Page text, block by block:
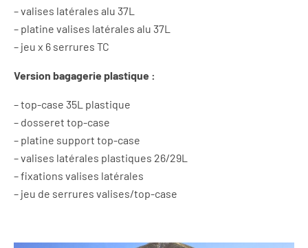
– valises latérales alu 37L
– platine valises latérales alu 37L
– jeu x 6 serrures TC
Version bagagerie plastique :
– top-case 35L plastique
– dosseret top-case
– platine support top-case
– valises latérales plastiques 26/29L
– fixations valises latérales
– jeu de serrures valises/top-case